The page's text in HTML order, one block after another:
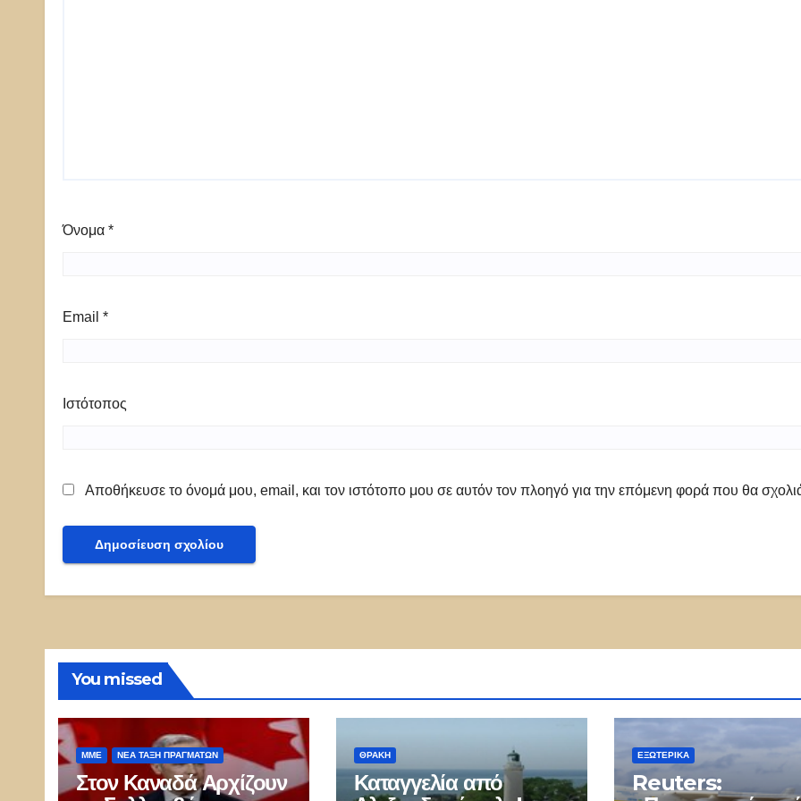
Όνομα *
Email *
Ιστότοπος
Αποθήκευσε το όνομά μου, email, και τον ιστότοπο μου σε αυτόν τον πλοηγό για την επόμενη φορά που θα
You missed
ΜΜΕ ΝΈΑ ΤΆΞΗ ΠΡΑΓΜΆΤΩΝ
Στον Καναδά Αρχίζουν
ΘΡΆΚΗ
Καταγγελία από
ΕΞΩΤΕΡΙΚΑ
Reuters: